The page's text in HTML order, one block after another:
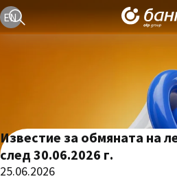
Текуща езикова версия е българска
EN
Известие за обмяната на
след 30.06.2026 г.
25.06.2026